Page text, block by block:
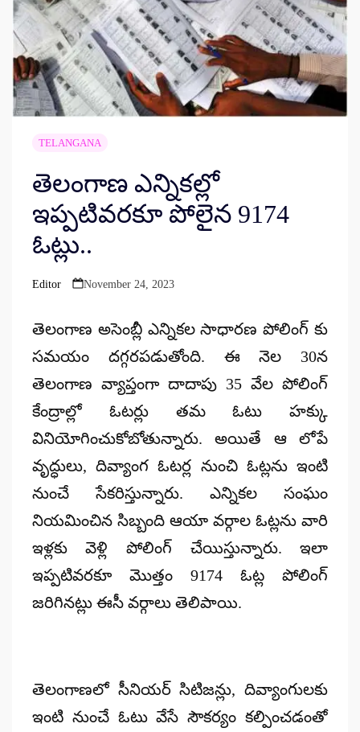
TELANGANA
తెలంగాణ ఎన్నికల్లో
ఇప్పటివరకూ పోలైన 9174
ఓట్లు..
Posted
Editor November 24, 2023
తెలంగాణ అసెంబ్లీ ఎన్నికల సాధారణ పోలింగ్ కు
సమయం దగ్గరపడుతోంది. ఈ నెల 30న
తెలంగాణ వ్యాప్తంగా దాదాపు 35 వేల పోలింగ్
కేంద్రాల్లో ఓటర్లు తమ ఓటు హక్కు
వినియోగించుకోబోతున్నారు. అయితే ఆ లోపే
వృద్ధులు, దివ్యాంగ ఓటర్ల నుంచి ఓట్లను ఇంటి
నుంచే సేకరిస్తున్నారు. ఎన్నికల సంఘం
నియమించిన సిబ్బంది ఆయా వర్గాల ఓట్లను వారి
ఇళ్లకు వెళ్లి పోలింగ్ చేయిస్తున్నారు. ఇలా
ఇప్పటివరకూ మొత్తం 9174 ఓట్ల పోలింగ్
జరిగినట్లు ఈసీ వర్గాలు తెలిపాయి.
తెలంగాణలో సీనియర్ సిటిజన్లు, దివ్యాంగులకు
ఇంటి నుంచే ఓటు వేసే సౌకర్యం కల్పించడంతో